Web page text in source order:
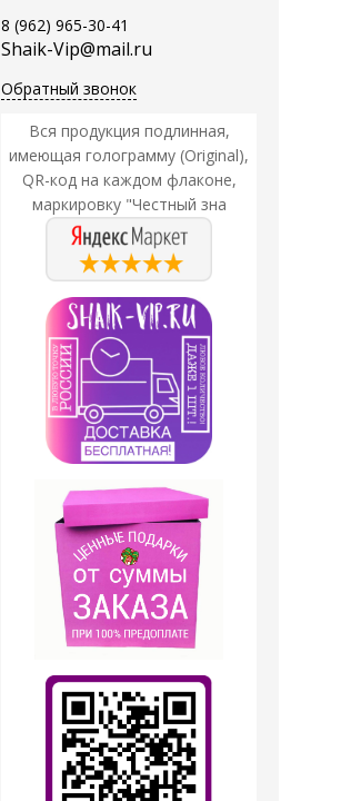
8 (962) 965-30-41
Shaik-Vip@mail.ru
Обратный звонок
Вся продукция подлинная,
имеющая голограмму (Original),
QR-код на каждом флаконе,
маркировку "Честный зна